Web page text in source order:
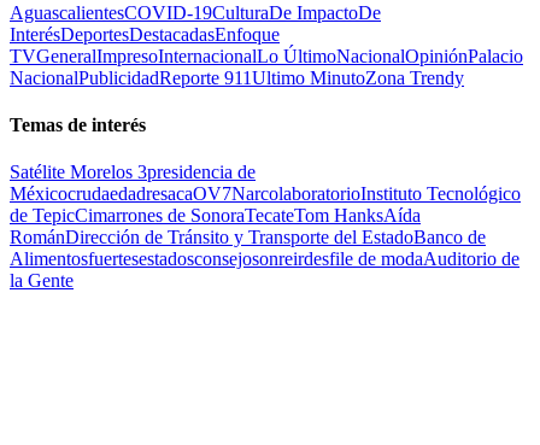
AguascalientesCOVID-19CulturaDe ImpactoDe
InterésDeportesDestacadasEnfoque
TVGeneralImpresoInternacionalLo ÚltimoNacionalOpiniónPalacio
NacionalPublicidadReporte 911Ultimo MinutoZona Trendy
Temas de interés
Satélite Morelos 3presidencia de
MéxicocrudaedadresacaOV7NarcolaboratorioInstituto Tecnológico
de TepicCimarrones de SonoraTecateTom HanksAída
RománDirección de Tránsito y Transporte del EstadoBanco de
Alimentosfuertesestadosconsejosonreirdesfile de modaAuditorio de
la Gente